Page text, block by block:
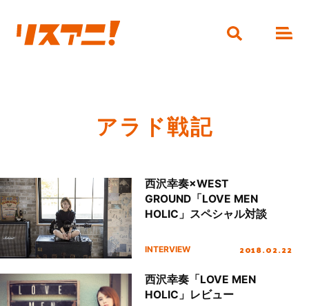
アラド戦記
西沢幸奏×WEST
GROUND「LOVE MEN
HOLIC」スペシャル対談
INTERVIEW 2018.02.22
西沢幸奏「LOVE MEN
HOLIC」レビュー